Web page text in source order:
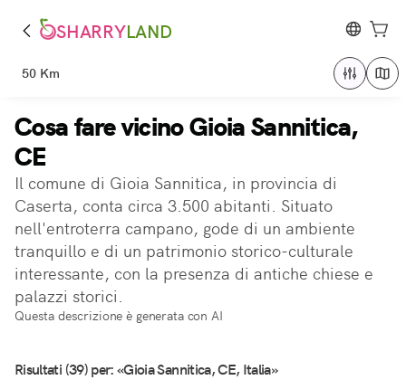
SHARRYLAND
50 Km
Cosa fare vicino Gioia Sannitica,
CE
Il comune di Gioia Sannitica, in provincia di
Caserta, conta circa 3.500 abitanti. Situato
nell'entroterra campano, gode di un ambiente
tranquillo e di un patrimonio storico-culturale
interessante, con la presenza di antiche chiese e
palazzi storici.
Questa descrizione è generata con AI
Risultati (39) per: «Gioia Sannitica, CE, Italia»